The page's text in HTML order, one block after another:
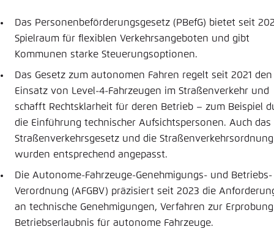
Das Personenbeförderungsgesetz (PBefG) bietet seit
Spielraum für flexiblen Verkehrsangeboten und gibt
Kommunen starke Steuerungsoptionen.
Das Gesetz zum autonomen Fahren regelt seit 2021 den
Einsatz von Level-4-Fahrzeugen im Straßenverkehr und
schafft Rechtsklarheit für deren Betrieb – zum Beispiel
die Einführung technischer Aufsichtspersonen. Auch das
Straßenverkehrsgesetz und die Straßenverkehrsordnung
wurden entsprechend angepasst.
Die Autonome-Fahrzeuge-Genehmigungs- und Betriebs-
Verordnung (AFGBV) präzisiert seit 2023 die
an technische Genehmigungen, Verfahren zur
Betriebserlaubnis für autonome Fahrzeuge.